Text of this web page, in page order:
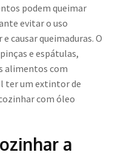
podem queimar
evitar o uso
causar queimaduras. O
e espátulas,
alimentos com
ter um extintor de
com óleo
a